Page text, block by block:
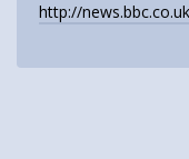
http://